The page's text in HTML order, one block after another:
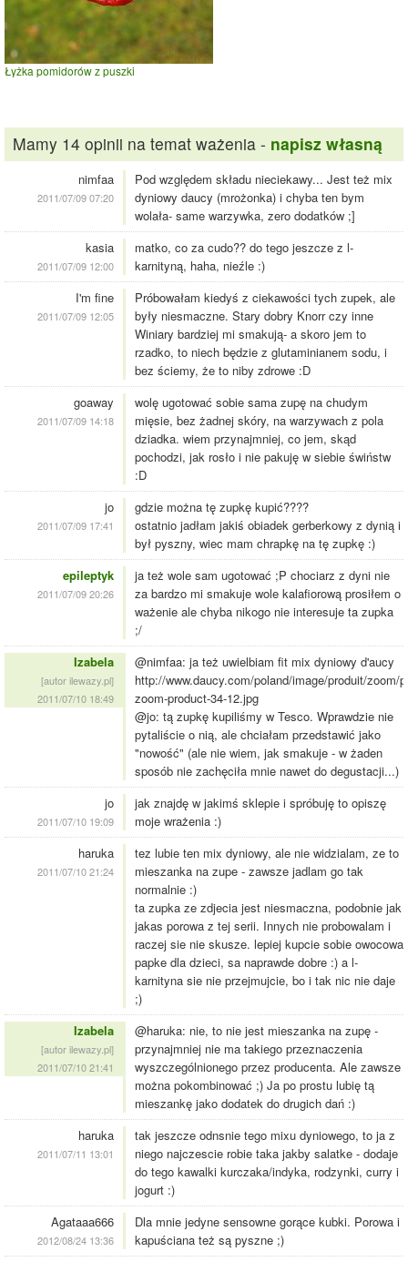
Łyżka pomidorów z puszki
Mamy 14 opinii na temat ważenia - napisz własną
nimfaa
2011/07/09 07:20
Pod względem składu nieciekawy... Jest też mix
dyniowy daucy (mrożonka) i chyba ten bym
wolała- same warzywka, zero dodatków ;]
kasia
2011/07/09 12:00
matko, co za cudo?? do tego jeszcze z l-
karnityną, haha, nieźle :)
I'm fine
2011/07/09 12:05
Próbowałam kiedyś z ciekawości tych zupek, ale
były niesmaczne. Stary dobry Knorr czy inne
Winiary bardziej mi smakują- a skoro jem to
rzadko, to niech będzie z glutaminianem sodu, i
bez ściemy, że to niby zdrowe :D
goaway
2011/07/09 14:18
wolę ugotować sobie sama zupę na chudym
mięsie, bez żadnej skóry, na warzywach z pola
dziadka. wiem przynajmniej, co jem, skąd
pochodzi, jak rosło i nie pakuję w siebie świństw
:D
jo
2011/07/09 17:41
gdzie można tę zupkę kupić????
ostatnio jadłam jakiś obiadek gerberkowy z dynią i
był pyszny, wiec mam chrapkę na tę zupkę :)
epileptyk
2011/07/09 20:26
ja też wole sam ugotować ;P chociarz z dyni nie
za bardzo mi smakuje wole kalafiorową prosiłem o
ważenie ale chyba nikogo nie interesuje ta zupka
;/
Izabela
[autor ilewazy.pl]
2011/07/10 18:49
@nimfaa: ja też uwielbiam fit mix dyniowy d'aucy
http://www.daucy.com/poland/image/produit/zoom/
zoom-product-34-12.jpg
@jo: tą zupkę kupiliśmy w Tesco. Wprawdzie nie
pytaliście o nią, ale chciałam przedstawić jako
"nowość" (ale nie wiem, jak smakuje - w żaden
sposób nie zachęciła mnie nawet do degustacji...)
jo
2011/07/10 19:09
jak znajdę w jakimś sklepie i spróbuję to opiszę
moje wrażenia :)
haruka
2011/07/10 21:24
tez lubie ten mix dyniowy, ale nie widzialam, ze to
mieszanka na zupe - zawsze jadlam go tak
normalnie :)
ta zupka ze zdjecia jest niesmaczna, podobnie jak
jakas porowa z tej serii. Innych nie probowalam i
raczej sie nie skusze. lepiej kupcie sobie owocowa
papke dla dzieci, sa naprawde dobre :) a l-
karnityna sie nie przejmujcie, bo i tak nic nie daje
;)
Izabela
[autor ilewazy.pl]
2011/07/10 21:41
@haruka: nie, to nie jest mieszanka na zupę -
przynajmniej nie ma takiego przeznaczenia
wyszczególnionego przez producenta. Ale zawsze
można pokombinować ;) Ja po prostu lubię tą
mieszankę jako dodatek do drugich dań :)
haruka
2011/07/11 13:01
tak jeszcze odnsnie tego mixu dyniowego, to ja z
niego najczescie robie taka jakby salatke - dodaje
do tego kawalki kurczaka/indyka, rodzynki, curry i
jogurt :)
Agataaa666
2012/08/24 13:36
Dla mnie jedyne sensowne gorące kubki. Porowa i
kapuściana też są pyszne ;)